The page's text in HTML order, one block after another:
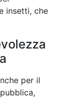
insetti, che
per il